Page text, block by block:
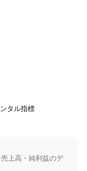
タル指標
上高・純利益のデ